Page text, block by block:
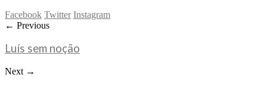
Facebook Twitter Instagram
← Previous
Luís sem noção
Next →